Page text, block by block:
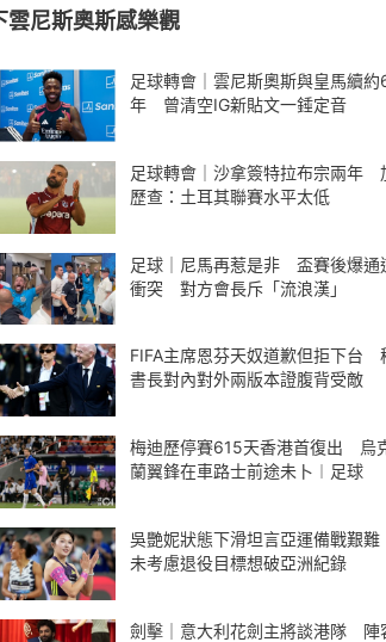
雲尼斯奧斯感樂觀
足球轉會｜雲尼斯奧斯與皇馬續約
年 曾清空IG新貼文一錘定音
足球轉會｜沙拿簽特拉布宗兩年
歷查：土耳其聯賽水平太低
足球｜尼馬再惹是非 盃賽後爆通
衝突 對方會長斥「流浪漢」
FIFA主席恩芬天奴道歉但拒下台
書長對內對外兩版本證腹背受敵
梅迪歷停賽615天香港首復出 烏
蘭翼鋒在車路士前途未卜︱足球
吳艷妮狀態下滑坦言亞運備戰艱難
未考慮退役目標想破亞洲紀錄
劍擊｜意大利花劍主將談港隊 陣